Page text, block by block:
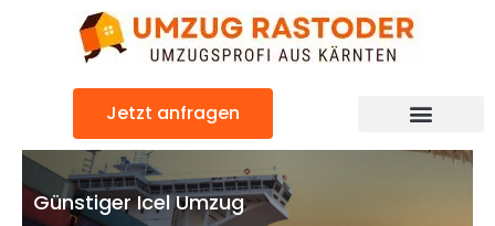
Jetzt anfragen
Günstiger Icel Umzug